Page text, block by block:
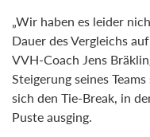
„Wir haben es leider
Dauer des Vergleichs
VVH-Coach Jens
Steigerung seines
sich den Tie-Break, in
Puste ausging.